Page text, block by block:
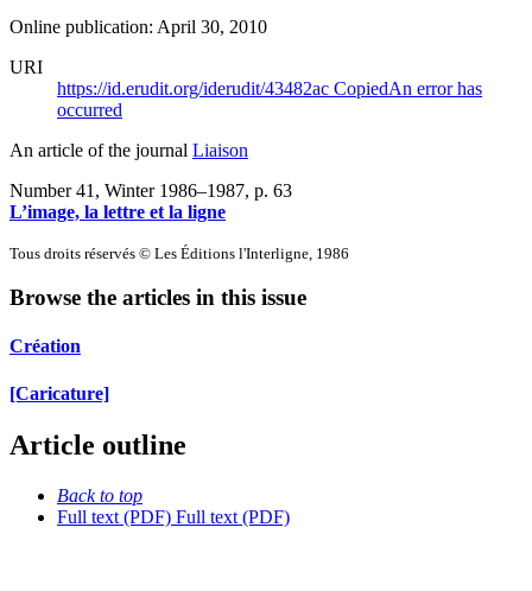
Online publication: April 30, 2010
URI
https://id.erudit.org/iderudit/43482ac CopiedAn error has
occurred
An article of the journal Liaison
Number 41, Winter 1986–1987, p. 63
L’image, la lettre et la ligne
Tous droits réservés © Les Éditions l'Interligne, 1986
Browse the articles in this issue
Création
[Caricature]
Article outline
Back to top
Full text (PDF) Full text (PDF)